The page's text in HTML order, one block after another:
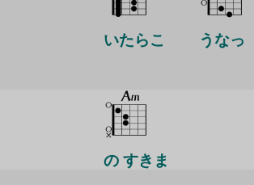
いたらこ うなっ
の すきま